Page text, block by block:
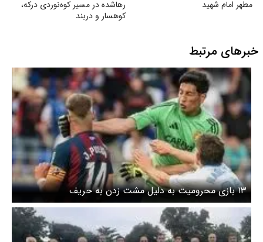
مطهر امام شهید
رهاشده در مسیر کوه‌نوردی درکه،
کوهسار و دربند
خبرهای مرتبط
۱۳ بازی محرومیت به دلیل مشت زدن به حریف